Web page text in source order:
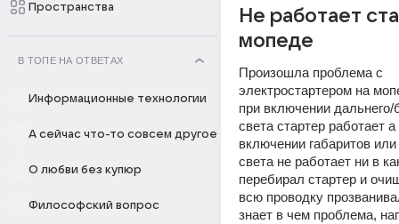
Пространства
В ТОПЕ НА ОТВЕТАХ
Информационные технологии
А сейчас что-то совсем другое
О любви без купюр
Философский вопрос
Не работает
мопеде
Произошла проблема с
электростартером на
при включении дальнего/
света стартер работает а
включении габаритов
света не работает ни в
перебирал стартер и
всю проводку
знает в чем проблема,